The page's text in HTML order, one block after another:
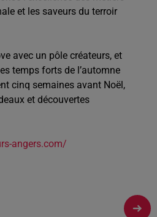
et les saveurs du terroir
avec un pôle créateurs, et
temps forts de l’automne
cinq semaines avant Noël,
et découvertes
angers.com/